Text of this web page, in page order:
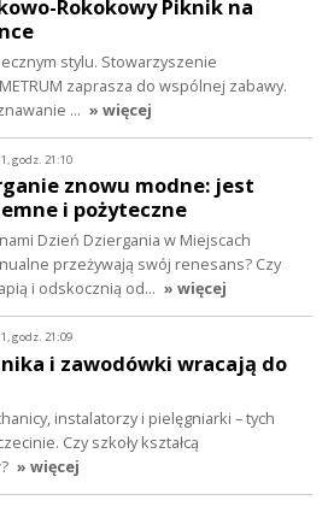
Rokokowy Piknik na
stylu. Stowarzyszenie
zaprasza do wspólnej zabawy.
… » więcej
godz. 21:10
znowu modne: jest
i pożyteczne
Dzień Dziergania w Miejscach
przeżywają swój renesans? Czy
i odskocznią od… » więcej
godz. 21:09
i zawodówki wracają do
instalatorzy i pielęgniarki – tych
Czy szkoły kształcą
» więcej